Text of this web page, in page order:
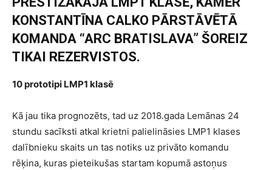
KONSTANTĪNA CALKO PĀRSTĀVĒTĀ
KOMANDA “ARC BRATISLAVA” ŠOREIZ
TIKAI REZERVISTOS.
10 prototipi LMP1 klasē
Kā jau tika prognozēts, tad uz 2018.gada Lemānas 24
stundu sacīksti atkal krietni palielināsies LMP1 klases
dalībnieku skaits un tas notiks uz privāto komandu
rēķina, kuras pieteikušas startam kopumā astoņus